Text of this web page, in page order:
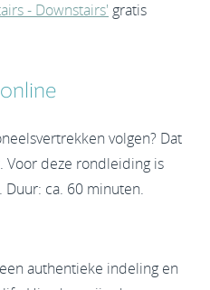
- Downstairs' gratis
volgen? Dat
Voor deze rondleiding is
ca. 60 minuten.
authentieke indeling en